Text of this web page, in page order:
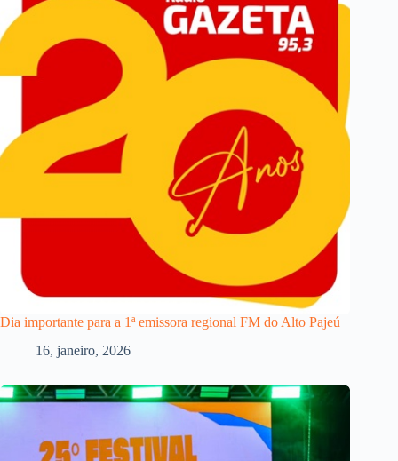
Dia importante para a 1ª emissora regional FM do Alto Pajeú
16, janeiro, 2026